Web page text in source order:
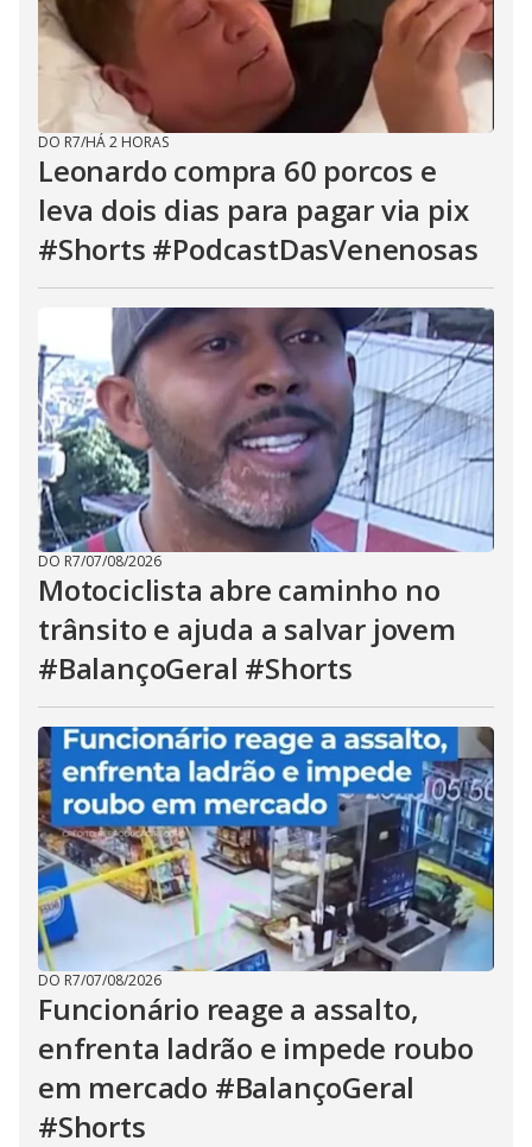
DO R7/HÁ 2 HORAS
Leonardo compra 60 porcos e
leva dois dias para pagar via pix
#Shorts #PodcastDasVenenosas
DO R7/07/08/2026
Motociclista abre caminho no
trânsito e ajuda a salvar jovem
#BalançoGeral #Shorts
DO R7/07/08/2026
Funcionário reage a assalto,
enfrenta ladrão e impede roubo
em mercado #BalançoGeral
#Shorts